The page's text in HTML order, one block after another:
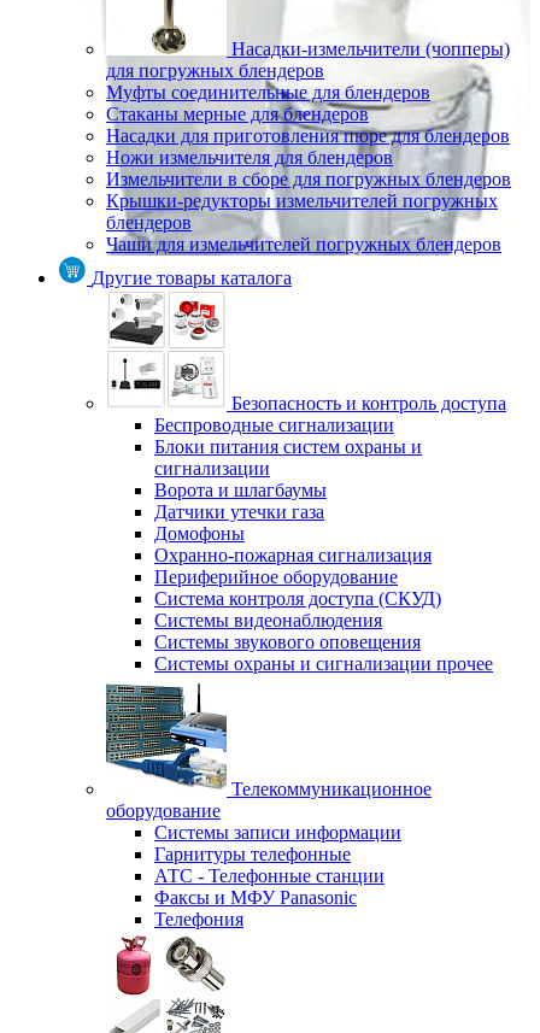
Насадки-измельчители (чопперы)
для погружных блендеров
Муфты соединительные для блендеров
Стаканы мерные для блендеров
Насадки для приготовления пюре для блендеров
Ножи измельчителя для блендеров
Измельчители в сборе для погружных блендеров
Крышки-редукторы измельчителей погружных
блендеров
Чаши для измельчителей погружных блендеров
Другие товары каталога
Безопасность и контроль доступа
Беспроводные сигнализации
Блоки питания систем охраны и
сигнализации
Ворота и шлагбаумы
Датчики утечки газа
Домофоны
Охранно-пожарная сигнализация
Периферийное оборудование
Система контроля доступа (СКУД)
Системы видеонаблюдения
Системы звукового оповещения
Системы охраны и сигнализации прочее
Телекоммуникационное
оборудование
Системы записи информации
Гарнитуры телефонные
АТС - Телефонные станции
Факсы и МФУ Panasonic
Телефония